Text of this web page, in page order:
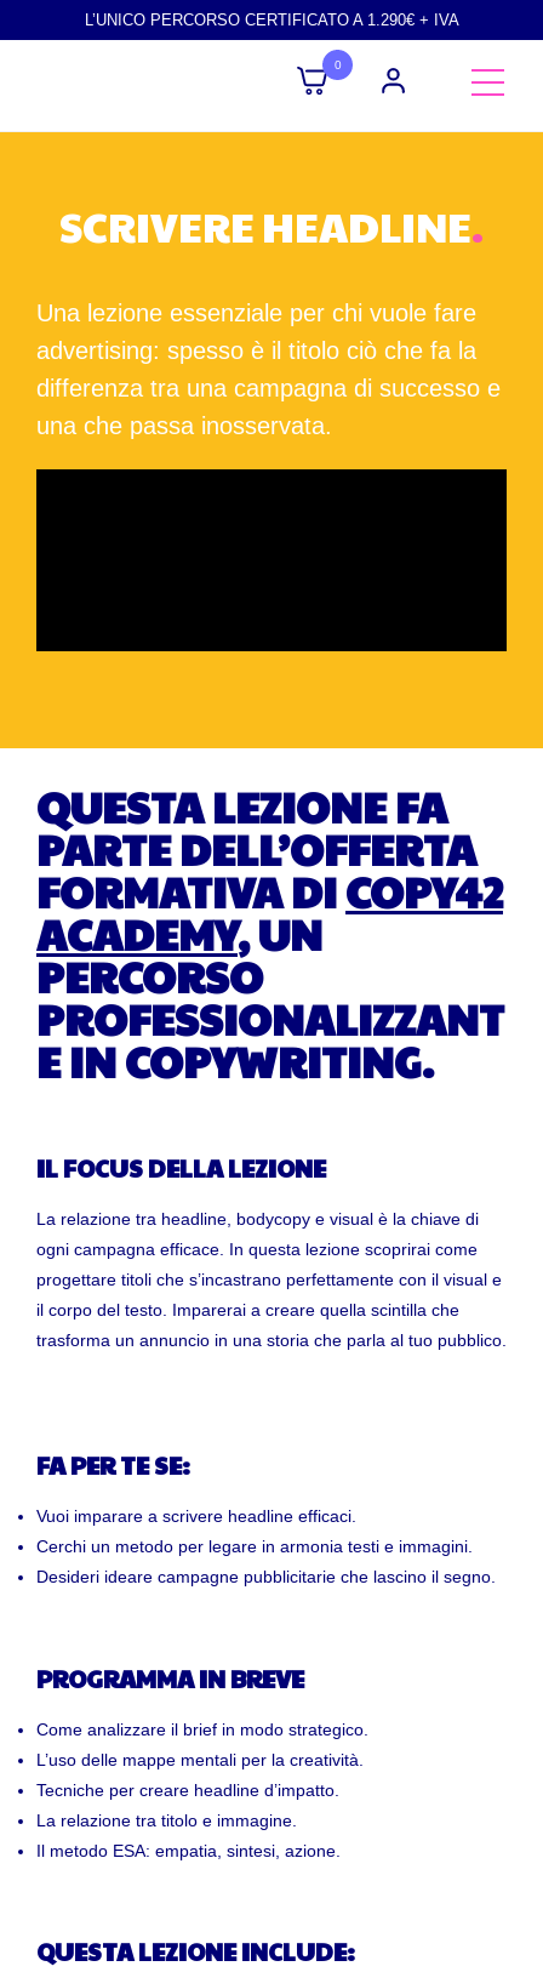
L’UNICO PERCORSO CERTIFICATO A 1.290€ + IVA
0
SCRIVERE HEADLINE.
Una lezione essenziale per chi vuole fare
advertising: spesso è il titolo ciò che fa la
differenza tra una campagna di successo e
una che passa inosservata.
QUESTA LEZIONE FA
PARTE DELL’OFFERTA
FORMATIVA DICOPY42
ACADEMY, UN
PERCORSO
PROFESSIONALIZZANT
E IN COPYWRITING.
IL FOCUS DELLA LEZIONE
La relazione tra headline, bodycopy e visual è la chiave di
ogni campagna efficace. In questa lezione scoprirai come
progettare titoli che s’incastrano perfettamente con il visual e
il corpo del testo. Imparerai a creare quella scintilla che
trasforma un annuncio in una storia che parla al tuo pubblico.
FA PER TE SE:
Vuoi imparare a scrivere headline efficaci.
Cerchi un metodo per legare in armonia testi e immagini.
Desideri ideare campagne pubblicitarie che lascino il segno.
PROGRAMMA IN BREVE
Come analizzare il brief in modo strategico.
L’uso delle mappe mentali per la creatività.
Tecniche per creare headline d’impatto.
La relazione tra titolo e immagine.
Il metodo ESA: empatia, sintesi, azione.
QUESTA LEZIONE INCLUDE: